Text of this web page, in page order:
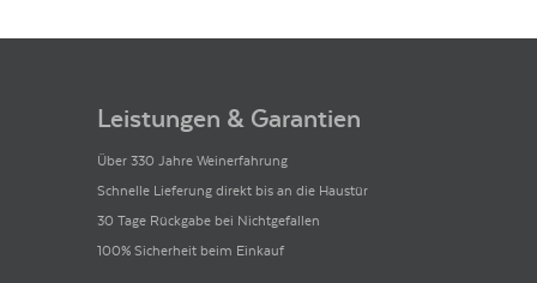
black currant, black fig and blackberry compote
auf die Branche. Es wird nicht umsonst neben
man nicht nur eine Fülle von Verkostungsnotizen,
Leistungen & Garantien
Über 330 Jahre Weinerfahrung
Schnelle Lieferung direkt bis an die Haustür
30 Tage Rückgabe bei Nichtgefallen
100% Sicherheit beim Einkauf